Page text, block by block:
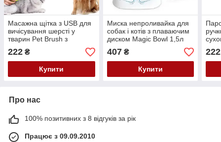
Масажна щітка з USB для
вичісування шерсті у
тварин Pet Brush з
паровим розпилювачем
222 ₴
Купити
Миска непроливайка для
собак і котів з плаваючим
диском Magic Bowl 1,5л
407₴
Купити
222
Про нас
100% позитивних з 8 відгуків за рік
Працює з 09.09.2010